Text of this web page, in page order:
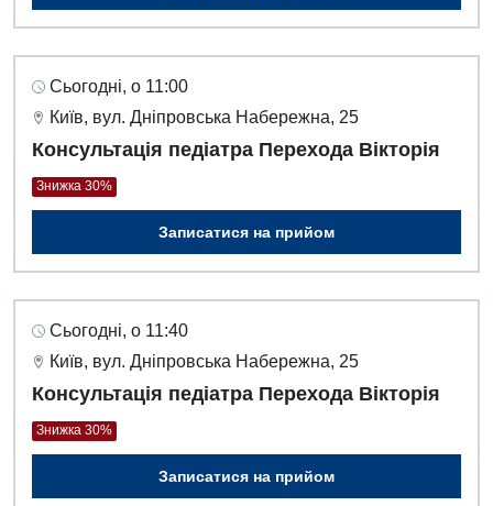
Пульмонологія
Судинна хірургія
Терапевтичне відділення
Терапія
Урологічне відділення
Фізіотерапія
Сьогодні, о 11:00
Київ, вул. Дніпровська Набережна, 25
Консультація педіатра Перехода Вікторія
Знижка 30%
Записатися на прийом
Сьогодні, о 11:40
Київ, вул. Дніпровська Набережна, 25
Консультація педіатра Перехода Вікторія
Знижка 30%
Записатися на прийом